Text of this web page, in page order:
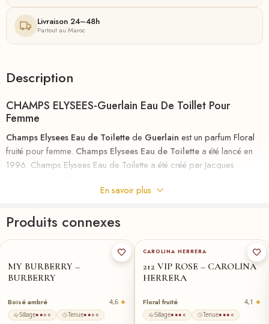
Livraison 24–48h
Partout au Maroc
Description
CHAMPS ELYSEES-Guerlain Eau De Toillet Pour
Femme
Champs Elysees Eau de Toilettede Guerlain est un parfum Floral
fruité pour femme. Champs Elysees Eau de Toilette a été lancé en
1996. Champs Elysees Eau de Toilette a été créé par Jacques
riha.ma Description
Parfumau meilleurs
MAROC , le nouveau parfum d’une femme pleinement accompli.
Capable de surmonter tous les challenges, il ne prend jamais rien
pour acquis et continue obstinément de suivre le chemin qu’il s’est
tracé. Son credo : aller toujours plus loin.
S’il a souvent été qualifié de non conventionnel ou d’agitateur
d’idéeChamps Elysees Eau de ToilettedeGuerlaind reste un des
En savoir plus
Produits connexes
90ml 50-ml
MY BURBERRY –
BURBERRY
Boisé ambré 4,6
Sillage●●○○ Tenue●●○○
CAROLINA HERRERA
212 VIP ROSE – CAROLINA
HERRERA
Floral fruité 4,1
Sillage●●●○ Tenue●●●○